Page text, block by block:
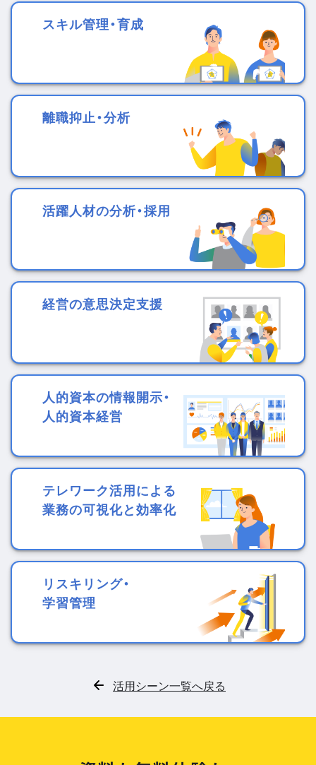
スキル管理・育成
離職抑止・分析
活躍人材の分析・採用
経営の意思決定支援
人的資本の情報開示・
人的資本経営
テレワーク活用による
業務の可視化と効率化
リスキリング・
学習管理
活用シーン一覧へ戻る